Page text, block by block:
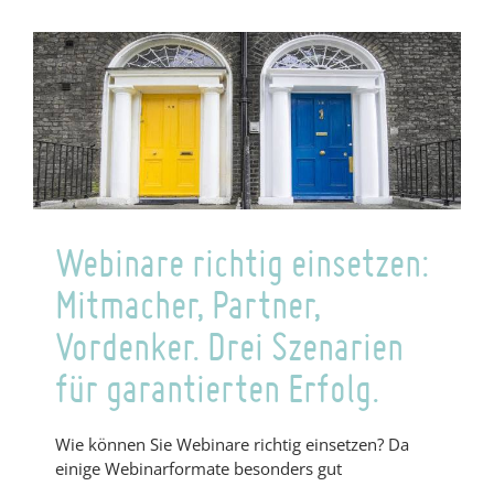
für
Marketingentscheider!
Webinare richtig einsetzen:
Mitmacher, Partner,
Vordenker. Drei Szenarien
für garantierten Erfolg.
Wie können Sie Webinare richtig einsetzen? Da
einige Webinarformate besonders gut